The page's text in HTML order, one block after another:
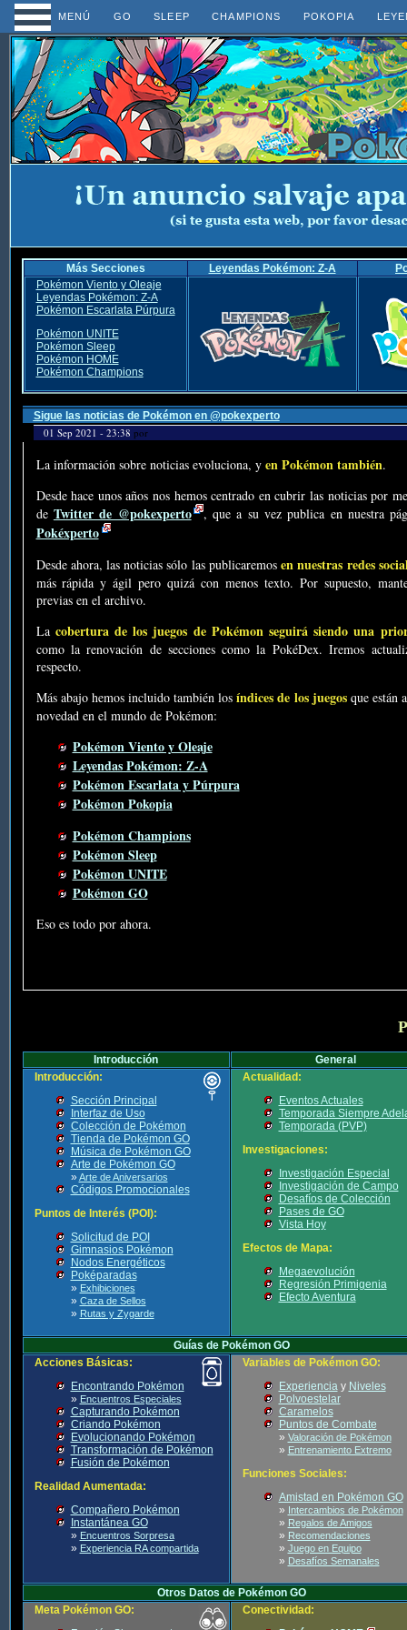
MENÚ GO SLEEP CHAMPIONS POKOPIA
Más Secciones Leyendas Pokémon: Z-A
Pokémon Viento y Oleaje
Leyendas Pokémon: Z-A
Pokémon Escarlata Púrpura
Pokémon UNITE
Pokémon Sleep
Pokémon HOME
Pokémon Champions
Sigue las noticias de Pokémon en @pokexperto
01 Sep 2021 - 23:38 por
La información sobre noticias evoluciona, y en Pokémon también.
Desde hace unos años nos hemos centrado en cubrir las noticias por
de Twitter de @pokexperto , que a su vez publica en nuestra
Pokéxperto
Desde ahora, las noticias sólo las publicaremosen nuestras redes
más rápida y ágil pero quizá con menos texto. Por supuesto,
previas en el archivo.
La cobertura de los juegos de Pokémon seguirá siendo una
como la renovación de secciones como la PokéDex. Iremos
respecto.
Más abajo hemos incluido también losíndices de los juegosque están
novedad en el mundo de Pokémon:
Pokémon Viento y Oleaje
Leyendas Pokémon: Z-A
Pokémon Escarlata y Púrpura
Pokémon Pokopia
Pokémon Champions
Pokémon Sleep
Pokémon UNITE
Pokémon GO
Eso es todo por ahora.
Introducción
General
Introducción:
Sección Principal
Interfaz de Uso
Colección de Pokémon
Tienda de Pokémon GO
Música de Pokémon GO
Arte de Pokémon GO
» Arte de Aniversarios
Códigos Promocionales
Puntos de Interés (POI):
Solicitud de POI
Gimnasios Pokémon
Nodos Energéticos
Poképaradas
» Exhibiciones
» Caza de Sellos
» Rutas y Zygarde
Actualidad:
Eventos Actuales
Temporada Siempre
Temporada (PVP)
Investigaciones:
Investigación Especial
Investigación de Campo
Desafíos de Colección
Pases de GO
Vista Hoy
Efectos de Mapa:
Megaevolución
Regresión Primigenia
Efecto Aventura
Guías de Pokémon GO
Acciones Básicas:
Encontrando Pokémon
» Encuentros Especiales
Capturando Pokémon
Criando Pokémon
Evolucionando Pokémon
Transformación de Pokémon
Fusión de Pokémon
Realidad Aumentada:
Compañero Pokémon
Instantánea GO
» Encuentros Sorpresa
» Experiencia RA compartida
Variables de Pokémon GO:
Experienciay Niveles
Polvoestelar
Caramelos
Puntos de Combate
» Valoración de Pokémon
» Entrenamiento Extremo
Funciones Sociales:
Amistad en Pokémon GO
» Intercambios de Pokémon
» Regalos de Amigos
» Recomendaciones
» Juego en Equipo
» Desafíos Semanales
Otros Datos de Pokémon GO
Meta Pokémon GO:
Conectividad: